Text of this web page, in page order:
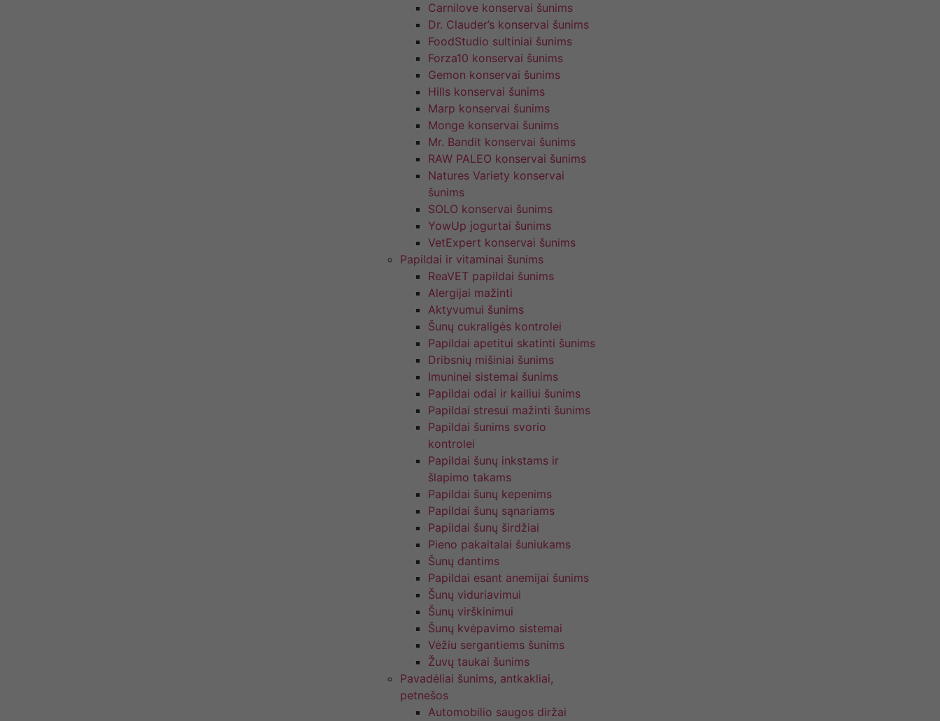
Carnilove konservai šunims
Dr. Clauder’s konservai šunims
FoodStudio sultiniai šunims
Forza10 konservai šunims
Gemon konservai šunims
Hills konservai šunims
Marp konservai šunims
Monge konservai šunims
Mr. Bandit konservai šunims
RAW PALEO konservai šunims
Natures Variety konservai
šunims
SOLO konservai šunims
YowUp jogurtai šunims
VetExpert konservai šunims
Papildai ir vitaminai šunims
ReaVET papildai šunims
Alergijai mažinti
Aktyvumui šunims
Šunų cukraligės kontrolei
Papildai apetitui skatinti šunims
Dribsnių mišiniai šunims
Imuninei sistemai šunims
Papildai odai ir kailiui šunims
Papildai stresui mažinti šunims
Papildai šunims svorio
kontrolei
Papildai šunų inkstams ir
šlapimo takams
Papildai šunų kepenims
Papildai šunų sąnariams
Papildai šunų širdžiai
Pieno pakaitalai šuniukams
Šunų dantims
Papildai esant anemijai šunims
Šunų viduriavimui
Šunų virškinimui
Šunų kvėpavimo sistemai
Vėžiu sergantiems šunims
Žuvų taukai šunims
Pavadėliai šunims, antkakliai,
petnešos
Automobilio saugos diržai